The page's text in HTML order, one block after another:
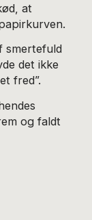
at
smertefuld
det ikke
fred”.
og faldt